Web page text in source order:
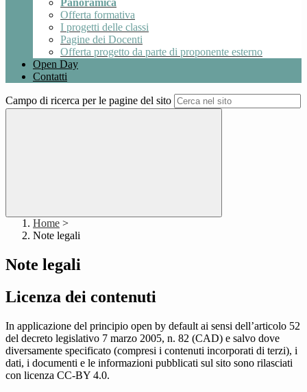
Panoramica
Offerta formativa
I progetti delle classi
Pagine dei Docenti
Offerta progetto da parte di proponente esterno
Open Day
Contatti
Campo di ricerca per le pagine del sito
Home >
Note legali
Note legali
Licenza dei contenuti
In applicazione del principio open by default ai sensi dell’articolo 52
del decreto legislativo 7 marzo 2005, n. 82 (CAD) e salvo dove
diversamente specificato (compresi i contenuti incorporati di terzi), i
dati, i documenti e le informazioni pubblicati sul sito sono rilasciati
con licenza CC-BY 4.0.